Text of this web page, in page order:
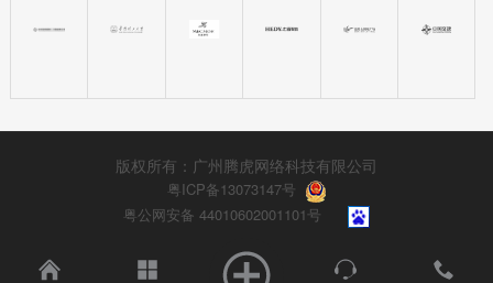
版权所有：广州腾虎网络科技有限公司
粤ICP备13073147号
粤公网安备 44010602001101号